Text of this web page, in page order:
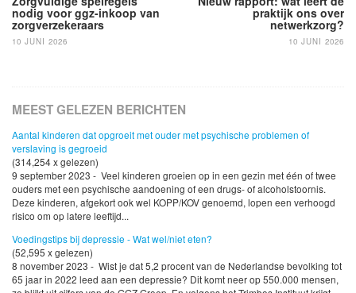
praktijk ons over
netwerkzorg?
10 JUNI 2026
nodig voor ggz-inkoop van
zorgverzekeraars
10 JUNI 2026
MEEST GELEZEN BERICHTEN
Aantal kinderen dat opgroeit met ouder met psychische problemen of
verslaving is gegroeid
(314,254 x gelezen)
9 september 2023 - Veel kinderen groeien op in een gezin met één of twee
ouders met een psychische aandoening of een drugs- of alcoholstoornis.
Deze kinderen, afgekort ook wel KOPP/KOV genoemd, lopen een verhoogd
risico om op latere leeftijd...
Voedingstips bij depressie - Wat wel/niet eten?
(52,595 x gelezen)
8 november 2023 - Wist je dat 5,2 procent van de Nederlandse bevolking tot
65 jaar in 2022 leed aan een depressie? Dit komt neer op 550.000 mensen,